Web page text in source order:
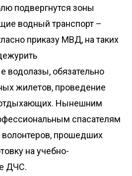
подвергнутся зоны
водный транспорт –
приказу МВД, на таких
водолазы, обязательно
жилетов, проведение
Нынешним
спасателям
прошедших
на учебно-
ДЧС.